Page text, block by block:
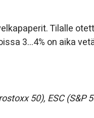
Tilalle
3…4% on aika
50), ESC (S&P